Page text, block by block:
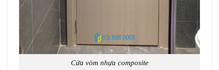
Cửa vòm nhựa composite